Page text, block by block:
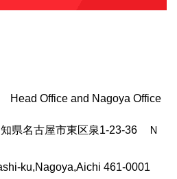
Head Office and Nagoya Office
名古屋市東区泉1-23-36 Ｎ
ku,Nagoya,Aichi 461-0001